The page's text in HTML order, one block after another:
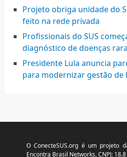
Projeto obriga unidade do
feito na rede privada
Profissionais do SUS
diagnóstico de doenças
Presidente Lula anuncia
para modernizar gestão de
O ConecteSUS.org é um projeto
Encontra Brasil Networks, CNPJ: